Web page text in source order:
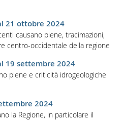
21 ottobre 2024
causano piene, tracimazioni,
centro-occidentale della regione
19 settembre 2024
piene e criticità idrogeologiche
2024
la Regione, in particolare il